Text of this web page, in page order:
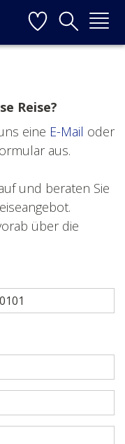
▼
Reise?
eine E-Mail oder
aus.
und beraten Sie
über die